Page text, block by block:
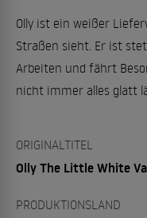
Olly ist ein weißer
Straßen sieht. Er ist
Arbeiten und fährt
nicht immer alles glatt
ORIGINALTITEL
Olly The Little White
PRODUKTIONSLAND